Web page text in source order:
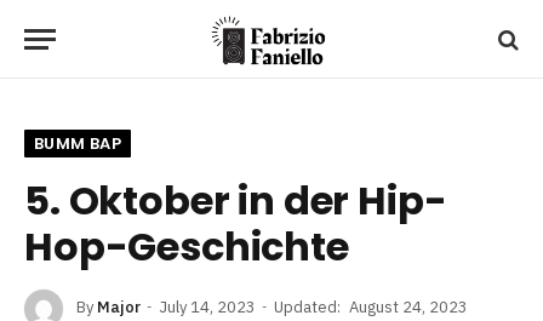
BUMM BAP
5. Oktober in der Hip-
Hop-Geschichte
By Major July 14, 2023 Updated: August 24, 2023